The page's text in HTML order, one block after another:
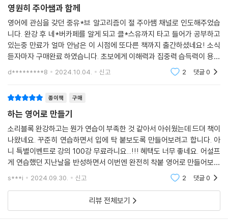
무 적 소리블록 27_ I used to
과거의 습관이나 행동을 말할 때 사용하는 표현
I used to play basketball every weekend.
무 적 소리블록 28_ I am used to
어떤 일에 익숙하다고 말할 때 사용하는 표현
무 적 소리블록 29_ It depends on
상황에 따라 다르다는 것을 말할 때 사용하는 표현
It depends on the weather.
무 적 소리블록 30_ I agree with you
동의할 때 사용하는 표현
I agree with you on that point.
무 적 소리블록 31_ A is different from B
비교 대상이 서로 다르다는 것을 나타낼 때 사용하는 표현
“내가 원어민처럼 말하고 듣다니!”
진짜 원어민이 쓰는 발음, 억양, 리듬을 100% 내 입으로 옮겨오는 특급 비
법
가장 완벽한 네이티브 영어 회화를 장착하라!
사실 영어책은 넘쳐난다. 종류도 가지각색이다. 영어 문법을 1형식부터 자
라며 수많은 예문과 어휘를 늘어놓은 책 등. 하지만 정작 필요한 것은 원어
책이 바로 《주아쌤의 툭 치면 탁 나오는 영어회화》다.
먼저 ‘Can I’를 읽어보자. [캔아이]로 소리 낸다면 원어민은 당신의 말을 알
아듣지 못할 것이다. 그들은 [크나이]로 소리 낸다. ‘want to’도 [원투]가
아니라 [워너]로 발음한다. 원어민은 말할 때 축약하거나 연음으로 소리내
기 때문이다. 여기에 리듬과 강세까지 더해지면 소리가 전혀 들리지 않는
다. 그래서 소리튜닝이 필요하다. 이는 주아쌤이 만든 프로그램으로 진짜
원어민이 쓰는 발성, 호흡, 연음, 리듬, 강세까지 영어식으로 튜닝하는 소
영원히 주아쌤과 함께
영어에 관심을 갖던 중유*브 알고리즘이 절 주아쌤 채널로 인도해주었습
니다. 완강 후 네*버카페를 알게 되고 클*스유까지 타고 들어가 공부하고
있는중 만료가 얼마 안남은 이 시점에 또다른 책까지 출간하셨네요! 소식
듣자마자 구매완료 하였습니다. 초보에게 이해력과 집중력 습득력이 용이
한 주아쌤 강의! 운전중, 휴식중 팟캐스트 듣듯이 함께하고 있습니다. 바라
d*********8 2024.10.04. 신고 2 댓글0
종이책 구매
하는 영어로 만들기
소리블록 완강하고는 뭔가 연습이 부족한 것 같아서 아쉬웠는데 드뎌 책이
나왔네요. 꾸준히 연습하면서 입에 탁 붙보도록 만들어보려고 합니다. 아
니 특별이벤트로 강의 100강 무료라니요...!!! 혜택도 너무 좋네요. 어설프
게 연습했던 지난날을 반성하면서 이번엔 완전히 착붙 영어로 만들어보겠
습니다.
s***i 2024.09.30. 신고 2 댓글0
리뷰 전체보기